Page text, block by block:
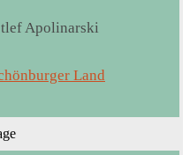
Apolinarski
Land